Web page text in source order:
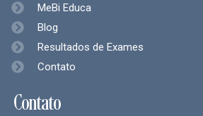
MeBi Educa
Blog
Resultados de Exames
Contato
Contato